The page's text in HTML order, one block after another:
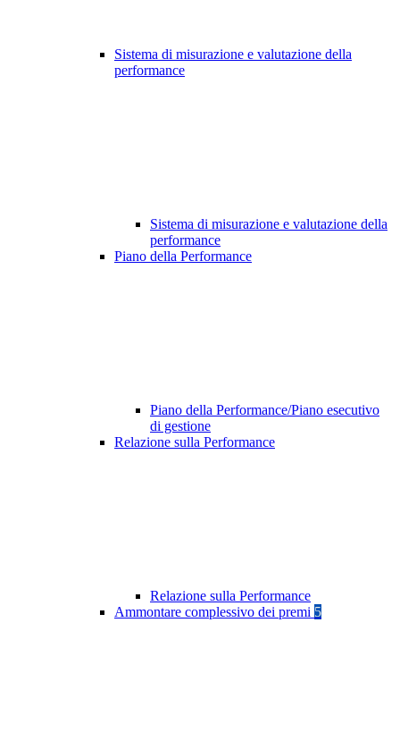
Sistema di misurazione e valutazione della
performance
Sistema di misurazione e valutazione della
performance
Piano della Performance
Piano della Performance/Piano esecutivo
di gestione
Relazione sulla Performance
Relazione sulla Performance
Ammontare complessivo dei premi 5